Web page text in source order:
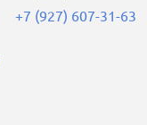
+7 (927) 607-31-63